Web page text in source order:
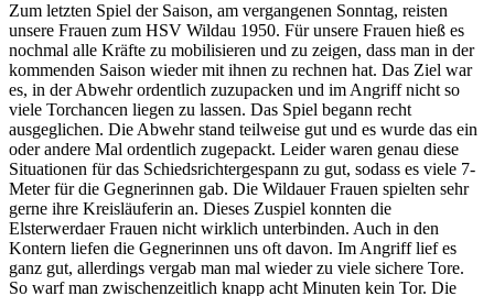
Zum letzten Spiel der Saison, am vergangenen Sonntag, reisten
unsere Frauen zum HSV Wildau 1950. Für unsere Frauen hieß es
nochmal alle Kräfte zu mobilisieren und zu zeigen, dass man in der
kommenden Saison wieder mit ihnen zu rechnen hat. Das Ziel war
es, in der Abwehr ordentlich zuzupacken und im Angriff nicht so
viele Torchancen liegen zu lassen. Das Spiel begann recht
ausgeglichen. Die Abwehr stand teilweise gut und es wurde das ein
oder andere Mal ordentlich zugepackt. Leider waren genau diese
Situationen für das Schiedsrichtergespann zu gut, sodass es viele 7-
Meter für die Gegnerinnen gab. Die Wildauer Frauen spielten sehr
gerne ihre Kreisläuferin an. Dieses Zuspiel konnten die
Elsterwerdaer Frauen nicht wirklich unterbinden. Auch in den
Kontern liefen die Gegnerinnen uns oft davon. Im Angriff lief es
ganz gut, allerdings vergab man mal wieder zu viele sichere Tore.
So warf man zwischenzeitlich knapp acht Minuten kein Tor. Die